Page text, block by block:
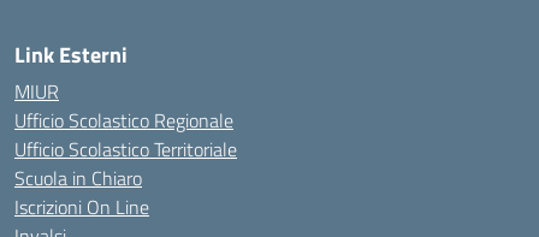
Link Esterni
MIUR
Ufficio Scolastico Regionale
Ufficio Scolastico Territoriale
Scuola in Chiaro
Iscrizioni On Line